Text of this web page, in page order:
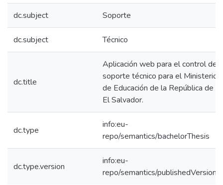
dc.subject Soporte
dc.subject Técnico
dc.title
Aplicación web para el control de
soporte técnico para el Ministerio
de Educación de la República de
El Salvador.
dc.type
info:eu-
repo/semantics/bachelorThesis
dc.type.version
info:eu-
repo/semantics/publishedVersion